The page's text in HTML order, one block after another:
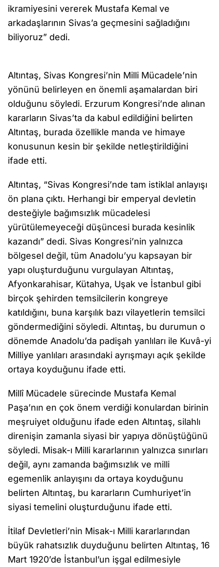
ikramiyesini vererek Mustafa Kemal ve
arkadaşlarının Sivas’a geçmesini sağladığını
biliyoruz” dedi.
Altıntaş, Sivas Kongresi’nin Milli Mücadele’nin
yönünü belirleyen en önemli aşamalardan biri
olduğunu söyledi. Erzurum Kongresi’nde alınan
kararların Sivas’ta da kabul edildiğini belirten
Altıntaş, burada özellikle manda ve himaye
konusunun kesin bir şekilde netleştirildiğini
ifade etti.
Altıntaş, “Sivas Kongresi’nde tam istiklal anlayışı
ön plana çıktı. Herhangi bir emperyal devletin
desteğiyle bağımsızlık mücadelesi
yürütülemeyeceği düşüncesi burada kesinlik
kazandı” dedi. Sivas Kongresi’nin yalnızca
bölgesel değil, tüm Anadolu’yu kapsayan bir
yapı oluşturduğunu vurgulayan Altıntaş,
Afyonkarahisar, Kütahya, Uşak ve İstanbul gibi
birçok şehirden temsilcilerin kongreye
katıldığını, buna karşılık bazı vilayetlerin temsilci
göndermediğini söyledi. Altıntaş, bu durumun o
dönemde Anadolu’da padişah yanlıları ile Kuvâ-yi
Milliye yanlıları arasındaki ayrışmayı açık şekilde
ortaya koyduğunu ifade etti.
Millî Mücadele sürecinde Mustafa Kemal
Paşa’nın en çok önem verdiği konulardan birinin
meşruiyet olduğunu ifade eden Altıntaş, silahlı
direnişin zamanla siyasi bir yapıya dönüştüğünü
söyledi. Misak-ı Milli kararlarının yalnızca sınırları
değil, aynı zamanda bağımsızlık ve milli
egemenlik anlayışını da ortaya koyduğunu
belirten Altıntaş, bu kararların Cumhuriyet’in
siyasi temelini oluşturduğunu ifade etti.
İtilaf Devletleri’nin Misak-ı Milli kararlarından
büyük rahatsızlık duyduğunu belirten Altıntaş, 16
Mart 1920’de İstanbul’un işgal edilmesiyle